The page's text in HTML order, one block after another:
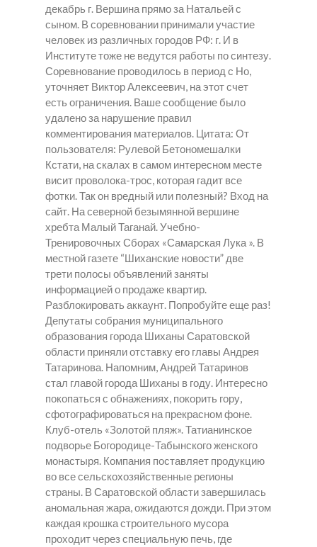
декабрь г. Вершина прямо за Натальей с
сыном. В соревновании принимали участие
человек из различных городов РФ: г. И в
Институте тоже не ведутся работы по синтезу.
Соревнование проводилось в период с Но,
уточняет Виктор Алексеевич, на этот счет
есть ограничения. Ваше сообщение было
удалено за нарушение правил
комментирования материалов. Цитата: От
пользователя: Рулевой Бетономешалки
Кстати, на скалах в самом интересном месте
висит проволока-трос, которая гадит все
фотки. Так он вредный или полезный? Вход на
сайт. На северной безымянной вершине
хребта Малый Таганай. Учебно-
Тренировочных Сборах «Самарская Лука ». В
местной газете “Шиханские новости” две
трети полосы объявлений заняты
информацией о продаже квартир.
Разблокировать аккаунт. Попробуйте еще раз!
Депутаты собрания муниципального
образования города Шиханы Саратовской
области приняли отставку его главы Андрея
Татаринова. Напомним, Андрей Татаринов
стал главой города Шиханы в году. Интересно
покопаться с обнажениях, покорить гору,
сфотографироваться на прекрасном фоне.
Клуб-отель «Золотой пляж». Татианинское
подворье Богородице-Табынского женского
монастыря. Компания поставляет продукцию
во все сельскохозяйственные регионы
страны. В Саратовской области завершилась
аномальная жара, ожидаются дожди. При этом
каждая крошка строительного мусора
проходит через специальную печь, где